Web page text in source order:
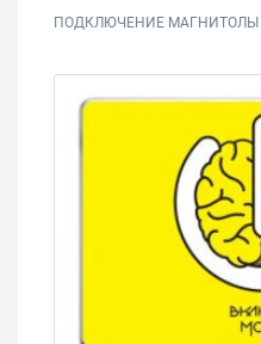
ПОДКЛЮЧЕНИЕ МАГНИТОЛЫ